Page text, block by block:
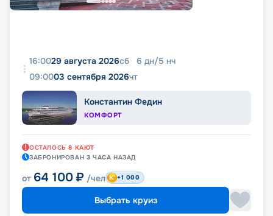
16:0029 августа 2026сб 6 дн/5 нч
09:0003 сентября 2026чт
Константин Федин
КОМФОРТ
ОСТАЛОСЬ 8 КАЮТ
ЗАБРОНИРОВАН 3 ЧАСА НАЗАД
от 64 100 ₽ /чел +1 000
Выбрать круиз